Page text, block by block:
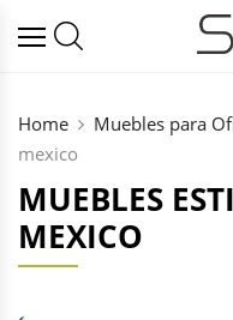
Home Muebles para
mexico
MUEBLES
MEXICO